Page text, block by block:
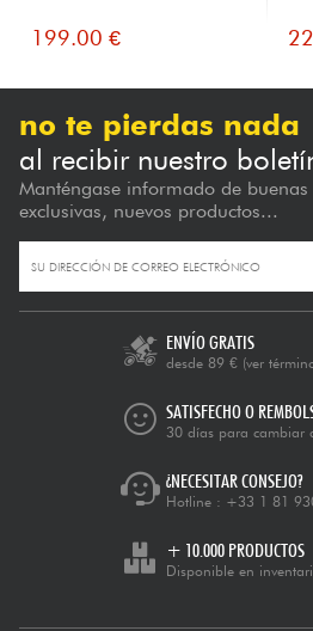
199.00 €
no te pierdas nada
al recibir nuestro
Manténgase informado de
exclusivas, nuevos productos...
ENVÍO GRATIS
desde 89 € (ver
SATISFECHO O
30 días para cambiar
¿NECESITAR CONSEJO?
Hotline : +33 1 81
+ 10.000 PRODUCTOS
Disponible en